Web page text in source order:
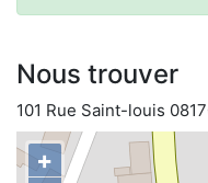
Nous trouver
101 Rue Saint-louis
+